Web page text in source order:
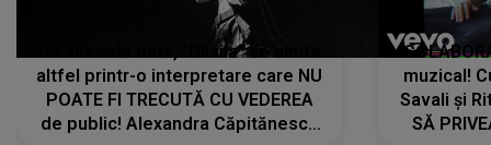
De această dată, "Dilaila" se simte
altfel printr-o interpretare care NU
POATE FI TRECUTĂ CU VEDEREA
de public! Alexandra Căpitănescu
muzical!
Savali și
SĂ